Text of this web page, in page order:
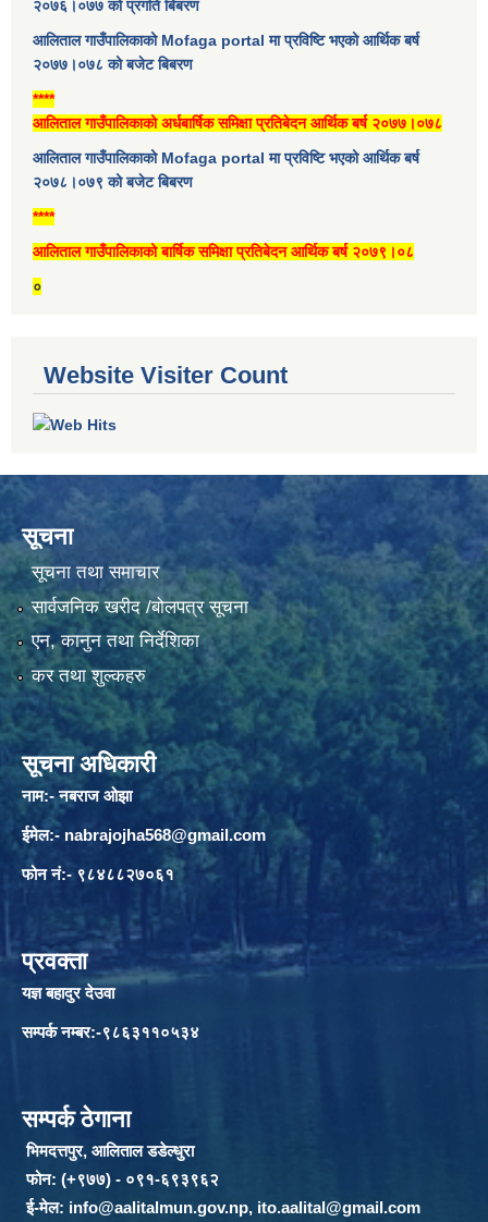
२०७६।०७७ को प्रगति बिबरण
आलिताल गाउँपालिकाको Mofaga portal मा प्रविष्टि भएको आर्थिक बर्ष
२०७७।०७८ को बजेट बिबरण
****
आलिताल गाउँपालिकाको अर्धबार्षिक समिक्षा प्रतिबेदन आर्थिक बर्ष २०७७।०७८
आलिताल गाउँपालिकाको Mofaga portal मा प्रविष्टि भएको आर्थिक बर्ष
२०७८।०७९ को बजेट बिबरण
****
आलिताल गाउँपालिकाको बार्षिक समिक्षा प्रतिबेदन आर्थिक बर्ष २०७९।०८
०
Website Visiter Count
सूचना
सूचना तथा समाचार
सार्वजनिक खरीद /बोलपत्र सूचना
एन, कानुन तथा निर्देशिका
कर तथा शुल्कहरु
सूचना अधिकारी
नाम:- नबराज ओझा
ईमेल:- nabrajojha568@gmail.com
फोन नं:- ९८४८८२७०६१
प्रवक्ता
यज्ञ बहादुर देउवा
सम्पर्क नम्बर:-९८६३११०५३४
सम्पर्क ठेगाना
भिमदत्तपुर, आलिताल डडेल्धुरा
फोन: (+९७७) - ०९१-६९३९६२
ई-मेल: info@aalitalmun.gov.np, ito.aalital@gmail.com